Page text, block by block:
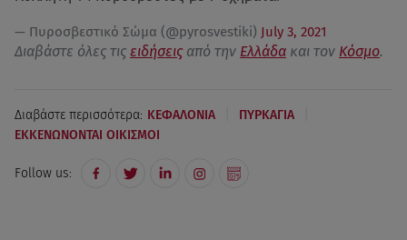
— Πυροσβεστικό Σώμα (@pyrosvestiki) July 3, 2021
Διαβάστε όλες τις ειδήσεις από την Ελλάδα και τον Κόσμο.
Διαβάστε περισσότερα: ΚΕΦΑΛΟΝΙΑ ΠΥΡΚΑΓΙΑ
ΕΚΚΕΝΩΝΟΝΤΑΙ ΟΙΚΙΣΜΟΙ
Follow us: